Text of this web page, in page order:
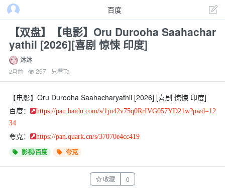
百度
【双盘】【电影】Oru Durooha Saahachar
yathil [2026][喜剧 惊悚 印度]
沐沐
2月前 267 只看Ta
【电影】Oru Durooha Saahacharyathil [2026] [喜剧 惊悚 印度]
百度：
https://pan.baidu.com/s/1ju42v75q0RrIVG057YD21w?pwd=12
34
夸克： https://pan.quark.cn/s/37070e4cc419
影视/百度 夸克
收藏 0